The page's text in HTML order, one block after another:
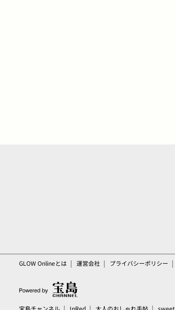
GLOW Onlineとは 運営会社 プライバシーポリシー